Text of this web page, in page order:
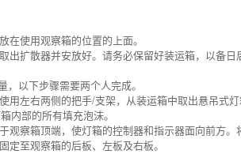
在使用观察箱的位置的上面。
出扩散器并安放好。请务必保留好装运箱，以备
，以下步骤需要两个人完成。
用左右两侧的把手/支架，从装运箱中取出悬吊式
内部的所有填充泡沫。
观察箱顶端，使灯箱的控制器和指示器面向前方
定至观察箱的后板、左板及右板。